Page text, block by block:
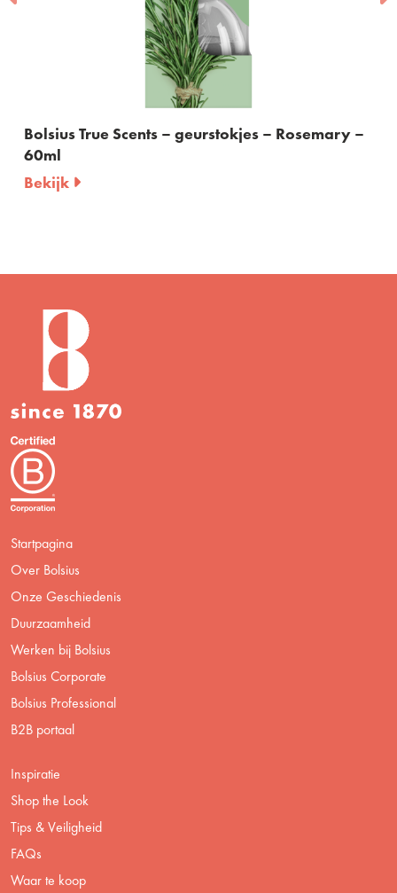
Bolsius True Scents – geurstokjes – Rosemary –
60ml
Bekijk
Startpagina
Over Bolsius
Onze Geschiedenis
Duurzaamheid
Werken bij Bolsius
Bolsius Corporate
Bolsius Professional
B2B portaal
Inspiratie
Shop the Look
Tips & Veiligheid
FAQs
Waar te koop